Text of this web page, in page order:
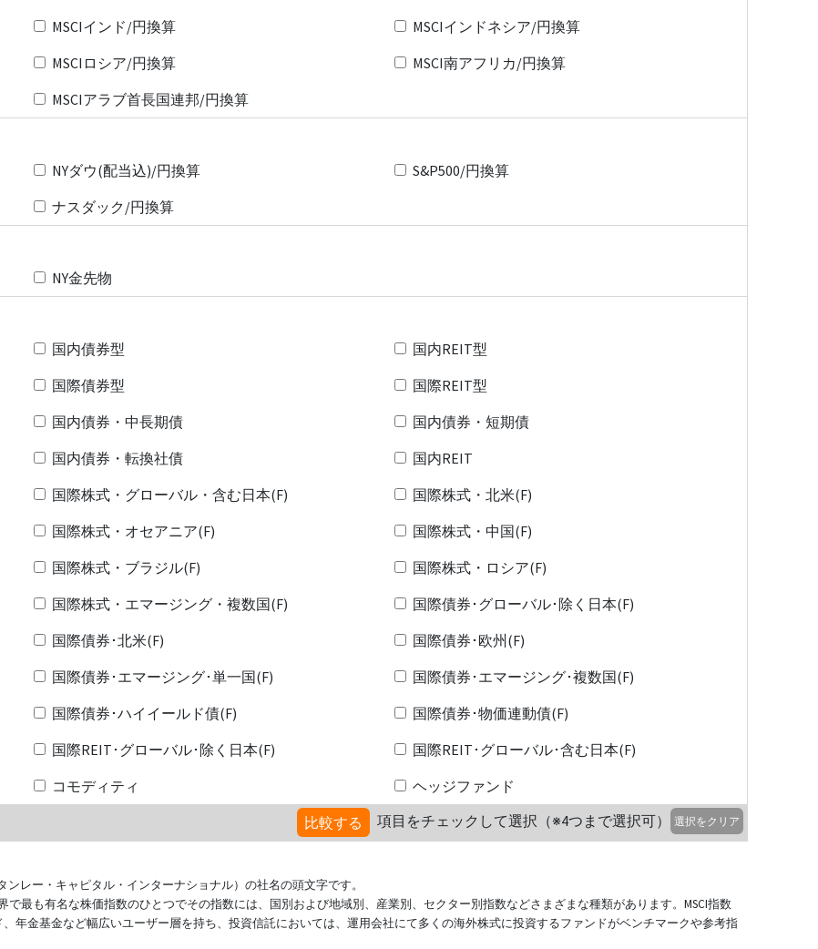
MSCIインド/円換算
MSCIインドネシア/円換算
MSCIロシア/円換算
MSCI南アフリカ/円換算
MSCIアラブ首長国連邦/円換算
NYダウ(配当込)/円換算
S&P500/円換算
ナスダック/円換算
NY金先物
国内債券型
国内REIT型
国際債券型
国際REIT型
国内債券・中長期債
国内債券・短期債
国内債券・転換社債
国内REIT
国際株式・グローバル・含む日本(F)
国際株式・北米(F)
国際株式・オセアニア(F)
国際株式・中国(F)
国際株式・ブラジル(F)
国際株式・ロシア(F)
国際株式・エマージング・複数国(F)
国際債券･グローバル･除く日本(F)
国際債券･北米(F)
国際債券･欧州(F)
国際債券･エマージング･単一国(F)
国際債券･エマージング･複数国(F)
国際債券･ハイイールド債(F)
国際債券･物価連動債(F)
国際REIT･グローバル･除く日本(F)
国際REIT･グローバル･含む日本(F)
コモディティ
ヘッジファンド
比較する
項目をチェックして選択（※4つまで選択可） 選択をクリア
ンレー・キャピタル・インターナショナル）の社名の頭文字です。
で最も有名な株価指数のひとつでその指数には、国別および地域別、産業別、セクター別指数などさまざまな種類があります。MSCI指数
年金基金など幅広いユーザー層を持ち、投資信託においては、運用会社にて多くの海外株式に投資するファンドがベンチマークや参考指